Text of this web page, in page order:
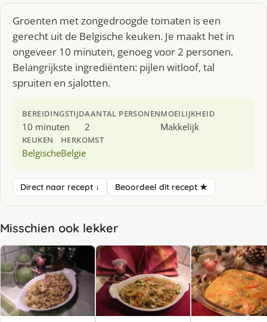
Groenten met zongedroogde tomaten is een
gerecht uit de Belgische keuken. Je maakt het in
ongeveer 10 minuten, genoeg voor 2 personen.
Belangrijkste ingrediënten: pijlen witloof, tal
spruiten en sjalotten.
BEREIDINGSTIJD
10 minuten
AANTAL PERSONEN
2
MOEILIJKHEID
Makkelijk
KEUKEN
Belgische
HERKOMST
Belgie
Direct naar recept ↓ Beoordeel dit recept ★
Misschien ook lekker